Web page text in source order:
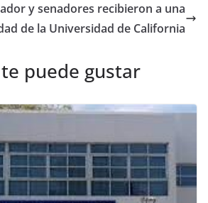
y senadores recibieron a una
de la Universidad de California
puede gustar